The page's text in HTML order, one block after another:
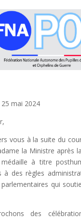
25 mai 2024
vous à la suite du
la Ministre après
médaille à titre
à des règles
qui
des